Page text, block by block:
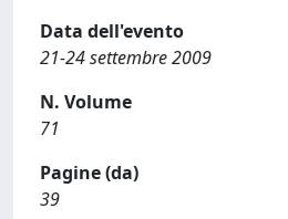
Data dell'evento
21-24 settembre 2009
N. Volume
71
Pagine (da)
39